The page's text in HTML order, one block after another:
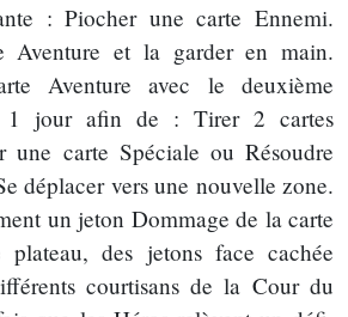
: Piocher une carte Ennemi.
Aventure et la garder en main.
Aventure avec le deuxième
1 jour afin de : Tirer 2 cartes
une carte Spéciale ou Résoudre
déplacer vers une nouvelle zone.
un jeton Dommage de la carte
des jetons face cachée
courtisans de la Cour du